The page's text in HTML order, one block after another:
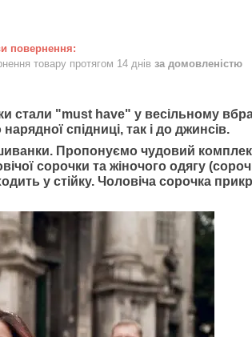
товару протягом 14 днів за домовленістю
стали "must have" у весільному
спідниці, так і до джинсів.
Пропонуємо чудовий
сорочки та жіночого одягу
у стійку. Чоловіча сорочка